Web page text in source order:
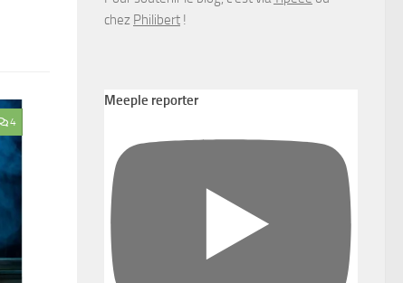
4
chez Philibert !
Meeple reporter